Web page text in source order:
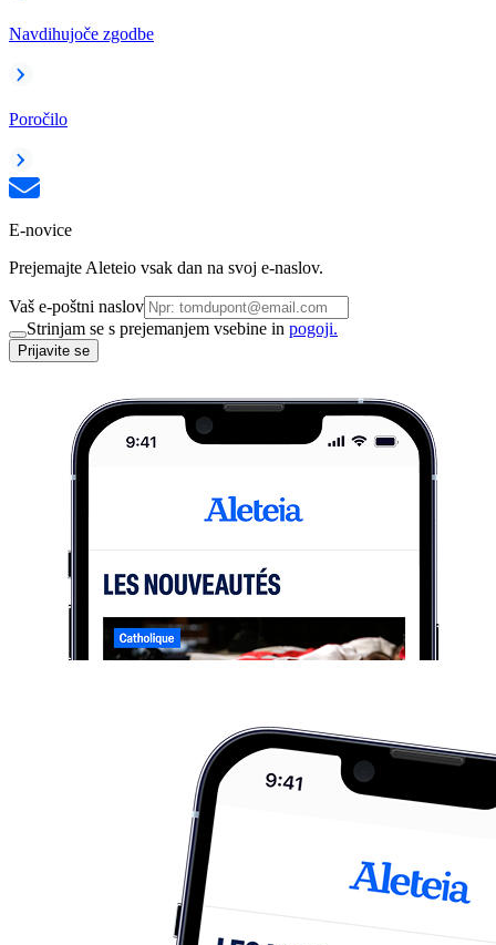
Navdihujoče zgodbe
Poročilo
E-novice
Prejemajte Aleteio vsak dan na svoj e-naslov.
Vaš e-poštni naslov
Strinjam se s prejemanjem vsebine in pogoji.
Prijavite se